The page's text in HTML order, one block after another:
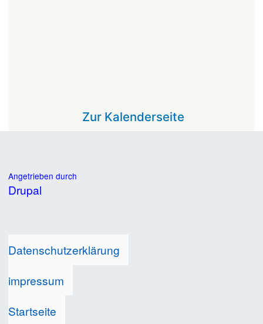
Zur Kalenderseite
Angetrieben durch
Drupal
Datenschutzerklärung
impressum
Startseite